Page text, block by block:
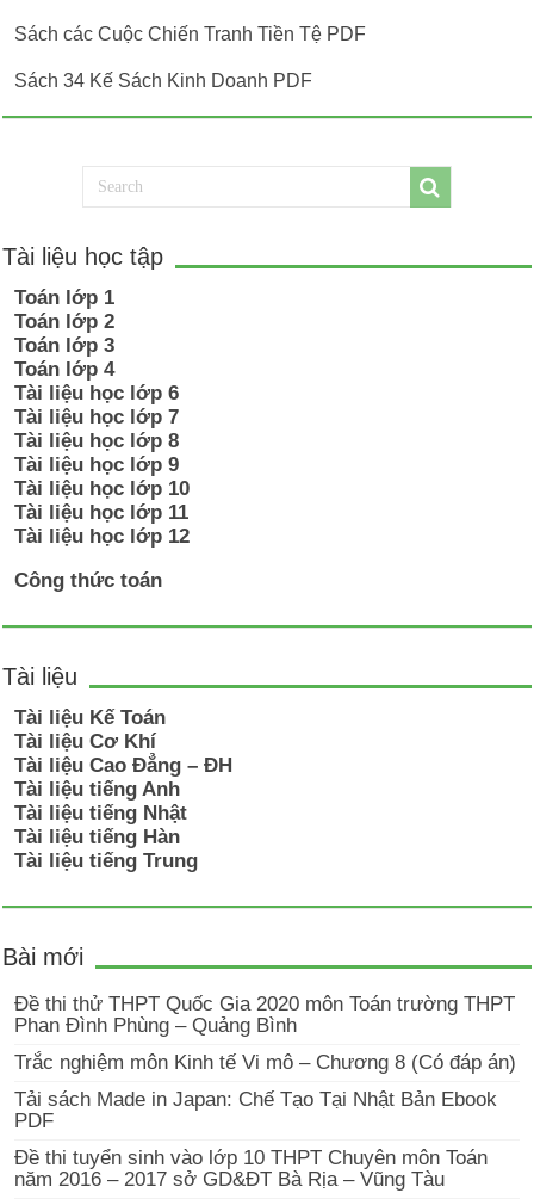
Sách các Cuộc Chiến Tranh Tiền Tệ PDF
Sách 34 Kế Sách Kinh Doanh PDF
Tài liệu học tập
Toán lớp 1
Toán lớp 2
Toán lớp 3
Toán lớp 4
Tài liệu học lớp 6
Tài liệu học lớp 7
Tài liệu học lớp 8
Tài liệu học lớp 9
Tài liệu học lớp 10
Tài liệu học lớp 11
Tài liệu học lớp 12
Công thức toán
Tài liệu
Tài liệu Kế Toán
Tài liệu Cơ Khí
Tài liệu Cao Đẳng – ĐH
Tài liệu tiếng Anh
Tài liệu tiếng Nhật
Tài liệu tiếng Hàn
Tài liệu tiếng Trung
Bài mới
Đề thi thử THPT Quốc Gia 2020 môn Toán trường THPT
Phan Đình Phùng – Quảng Bình
Trắc nghiệm môn Kinh tế Vi mô – Chương 8 (Có đáp án)
Tải sách Made in Japan: Chế Tạo Tại Nhật Bản Ebook
PDF
Đề thi tuyển sinh vào lớp 10 THPT Chuyên môn Toán
năm 2016 – 2017 sở GD&ĐT Bà Rịa – Vũng Tàu